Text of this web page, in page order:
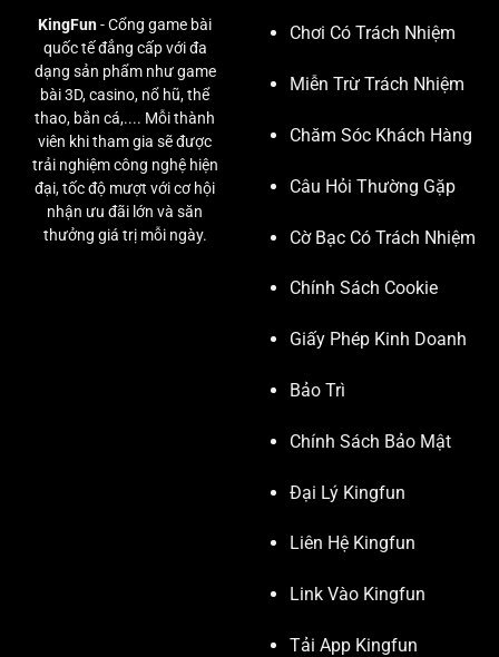
KingFun- Cổng game bài
quốc tế đẳng cấp với đa
dạng sản phẩm như game
bài 3D, casino, nổ hũ, thể
thao, bắn cá,.... Mỗi thành
viên khi tham gia sẽ được
trải nghiệm công nghệ hiện
đại, tốc độ mượt với cơ hội
nhận ưu đãi lớn và săn
thưởng giá trị mỗi ngày.
Chơi Có Trách Nhiệm
Miễn Trừ Trách Nhiệm
Chăm Sóc Khách Hàng
Câu Hỏi Thường Gặp
Cờ Bạc Có Trách Nhiệm
Chính Sách Cookie
Giấy Phép Kinh Doanh
Bảo Trì
Chính Sách Bảo Mật
Đại Lý Kingfun
Liên Hệ Kingfun
Link Vào Kingfun
Tải App Kingfun